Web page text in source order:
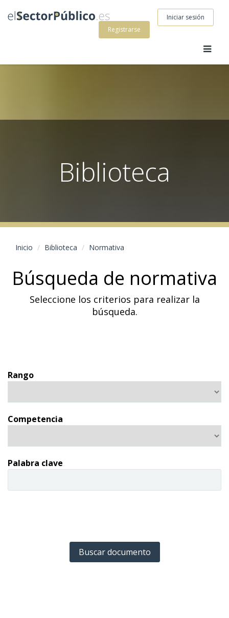
Iniciar sesión
Registrarse
Biblioteca
Inicio Biblioteca Normativa
Búsqueda de normativa
Seleccione los criterios para realizar la
búsqueda.
Rango
Competencia
Palabra clave